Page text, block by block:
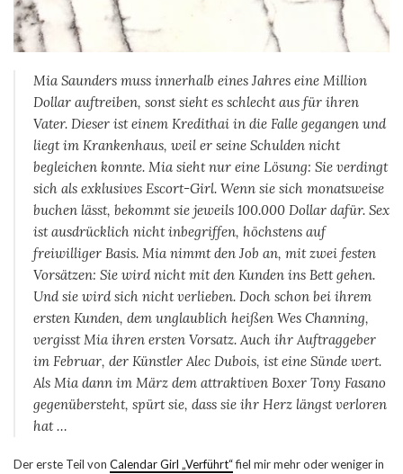
Mia Saunders muss innerhalb eines Jahres eine Million
Dollar auftreiben, sonst sieht es schlecht aus für ihren
Vater. Dieser ist einem Kredithai in die Falle gegangen und
liegt im Krankenhaus, weil er seine Schulden nicht
begleichen konnte. Mia sieht nur eine Lösung: Sie verdingt
sich als exklusives Escort-Girl. Wenn sie sich monatsweise
buchen lässt, bekommt sie jeweils 100.000 Dollar dafür. Sex
ist ausdrücklich nicht inbegriffen, höchstens auf
freiwilliger Basis. Mia nimmt den Job an, mit zwei festen
Vorsätzen: Sie wird nicht mit den Kunden ins Bett gehen.
Und sie wird sich nicht verlieben. Doch schon bei ihrem
ersten Kunden, dem unglaublich heißen Wes Channing,
vergisst Mia ihren ersten Vorsatz. Auch ihr Auftraggeber
im Februar, der Künstler Alec Dubois, ist eine Sünde wert.
Als Mia dann im März dem attraktiven Boxer Tony Fasano
gegenübersteht, spürt sie, dass sie ihr Herz längst verloren
hat …
Der erste Teil von Calendar Girl „Verführt“fiel mir mehr oder weniger in